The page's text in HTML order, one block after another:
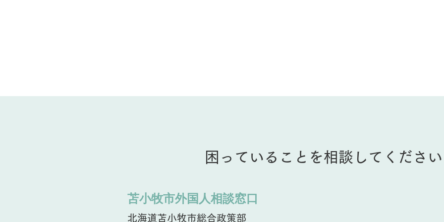
困っていることを相談してくださ
苫小牧市外国人相談窓口
北海道苫小牧市総合政策部